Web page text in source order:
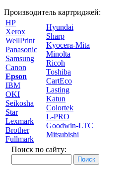
Производитель картриджей:
HP
Xerox
WellPrint
Panasonic
Samsung
Canon
Epson
IBM
OKI
Seikosha
Star
Lexmark
Brother
Fullmark
Hyundai
Sharp
Kyocera-Mita
Minolta
Ricoh
Toshiba
CartEco
Lasting
Katun
Colortek
L-PRO
Goodwin-LTC
Mitsubishi
Поиск по сайту: